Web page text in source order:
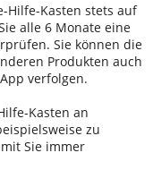
Hilfe-Kasten stets auf
alle 6 Monate eine
Sie können die
Produkten auch
verfolgen.
Kasten an
zu
Sie immer